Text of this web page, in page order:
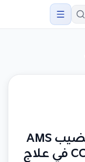
الفرق بين دعامة القضيب AMS
ودعامة ال COLOPLAST في علاج